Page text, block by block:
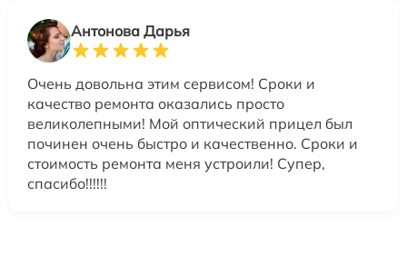
Антонова Дарья
Очень довольна этим сервисом! Сроки и
качество ремонта оказались просто
великолепными! Мой оптический прицел был
починен очень быстро и качественно. Сроки и
стоимость ремонта меня устроили! Супер,
спасибо!!!!!!